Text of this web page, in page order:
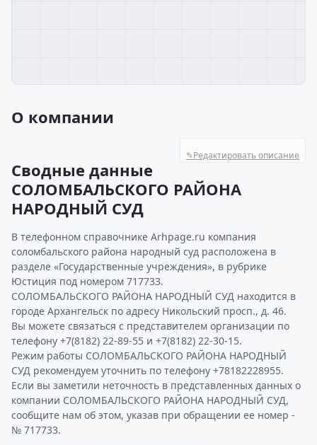
О компании
✎Редактировать описание
Сводные данные
СОЛОМБАЛЬСКОГО РАЙОНА
НАРОДНЫЙ СУД
В телефонном справочнике Arhpage.ru компания
соломбальского района народный суд расположена в
разделе «Государственные учреждения», в рубрике
Юстиция под номером 717733.
СОЛОМБАЛЬСКОГО РАЙОНА НАРОДНЫЙ СУД находится в
городе Архангельск по адресу Никольский просп., д. 46.
Вы можете связаться с представителем организации по
телефону +7(8182) 22-89-55 и +7(8182) 22-30-15.
Режим работы СОЛОМБАЛЬСКОГО РАЙОНА НАРОДНЫЙ
СУД рекомендуем уточнить по телефону +78182228955.
Если вы заметили неточность в представленных данных о
компании СОЛОМБАЛЬСКОГО РАЙОНА НАРОДНЫЙ СУД,
сообщите нам об этом, указав при обращении ее номер -
№ 717733.